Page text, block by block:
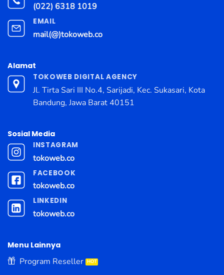
(022) 6318 1019
EMAIL
mail(@)tokoweb.co
Alamat
TOKOWEB DIGITAL AGENCY
Jl. Tirta Sari III No.4, Sarijadi, Kec. Sukasari, Kota
Bandung, Jawa Barat 40151
Sosial Media
INSTAGRAM
tokoweb.co
FACEBOOK
tokoweb.co
LINKEDIN
tokoweb.co
Menu Lainnya
Program Reseller